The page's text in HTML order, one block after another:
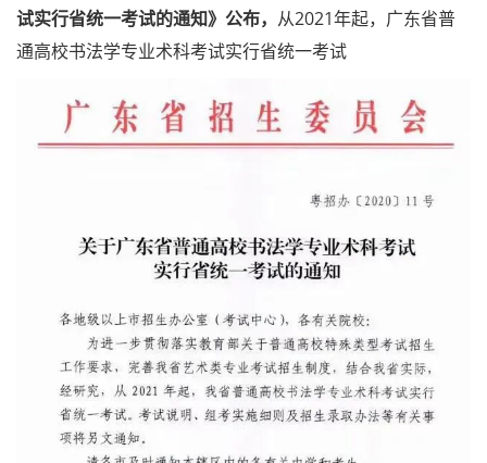
试实行省统一考试的通知》公布， 从2021年起，广东省普
通高校书法学专业术科考试实行省统一考试